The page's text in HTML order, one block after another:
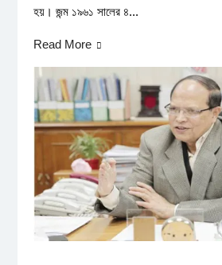
হয়। জন্ম ১৯৬১ সালের ৪...
Read More